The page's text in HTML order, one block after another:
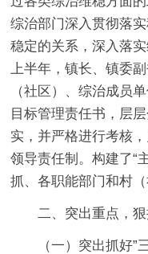
综治部门深入贯彻落
稳定的关系，深入落
上半年，镇长、镇委
（社区）、综治成员
目标管理责任书，层
实，并严格进行考核
领导责任制。构建了“
抓、各职能部门和村
二、突出重点，
（一）突出抓好